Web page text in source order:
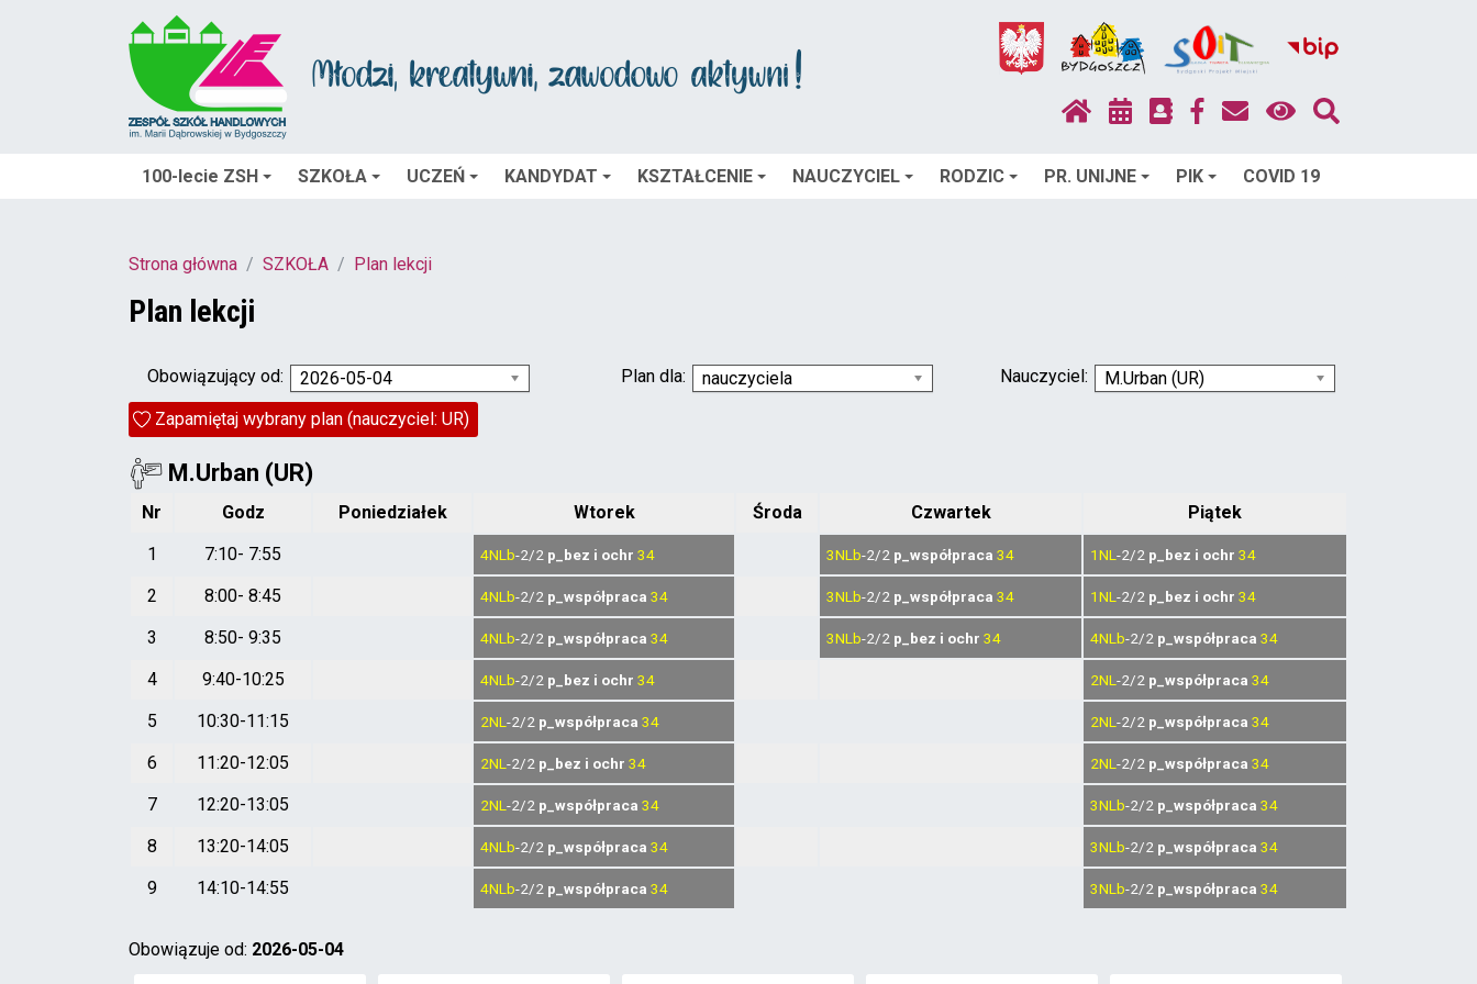
100-lecie ZSH SZKOŁA UCZEŃ KANDYDAT KSZTAŁCENIE NAUCZYCIEL RODZIC PR. UNIJNE PIK COVID 19
Strona główna SZKOŁA Plan lekcji
Plan lekcji
Obowiązujący od: 2026-05-04 Plan dla: nauczyciela Nauczyciel:
M.Urban (UR)
Zapamiętaj wybrany plan (nauczyciel: UR)
M.Urban (UR)
Nr Godz Poniedziałek Wtorek Środa Czwartek
Piątek
1
7:10- 7:55 4NLb-2/2 p_bez i ochr 34 3NLb-2/2 p_współpraca 34 1NL -2/2 p_bez i ochr 34
2 8:00- 8:45 4NLb-2/2 p_współpraca 34 3NLb-2/2 p_współpraca 34 1NL -2/2 p_bez i ochr 34
3 8:50- 9:35 4NLb-2/2 p_współpraca 34 3NLb-2/2 p_bez i ochr 34 4NLb-2/2 p_współpraca 34
4 9:40-10:25 4NLb-2/2 p_bez i ochr 34 2NL -2/2 p_współpraca 34
5 10:30-11:15 2NL -2/2 p_współpraca 34 2NL -2/2 p_współpraca 34
6 11:20-12:05 2NL -2/2 p_bez i ochr 34 2NL -2/2 p_współpraca 34
7 12:20-13:05 2NL -2/2 p_współpraca 34 3NLb-2/2 p_współpraca 34
8 13:20-14:05 4NLb-2/2 p_współpraca 34 3NLb-2/2 p_współpraca 34
9 14:10-14:55 4NLb-2/2 p_współpraca 34 3NLb-2/2 p_współpraca 34
Obowiązuje od: 2026-05-04